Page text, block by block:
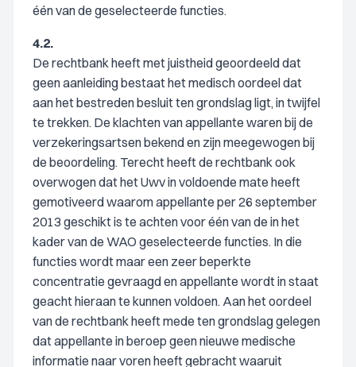
één van de geselecteerde functies.
4.2.
De rechtbank heeft met juistheid geoordeeld dat
geen aanleiding bestaat het medisch oordeel dat
aan het bestreden besluit ten grondslag ligt, in twijfel
te trekken. De klachten van appellante waren bij de
verzekeringsartsen bekend en zijn meegewogen bij
de beoordeling. Terecht heeft de rechtbank ook
overwogen dat het Uwv in voldoende mate heeft
gemotiveerd waarom appellante per 26 september
2013 geschikt is te achten voor één van de in het
kader van de WAO geselecteerde functies. In die
functies wordt maar een zeer beperkte
concentratie gevraagd en appellante wordt in staat
geacht hieraan te kunnen voldoen. Aan het oordeel
van de rechtbank heeft mede ten grondslag gelegen
dat appellante in beroep geen nieuwe medische
informatie naar voren heeft gebracht waaruit